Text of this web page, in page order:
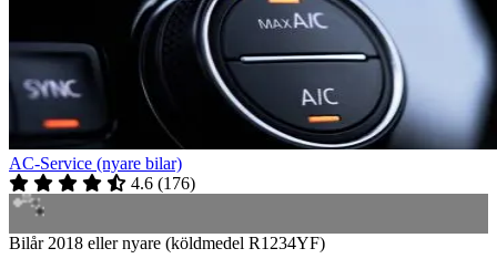
AC-Service (nyare bilar)
4.6 (176)
Bilår 2018 eller nyare (köldmedel R1234YF)